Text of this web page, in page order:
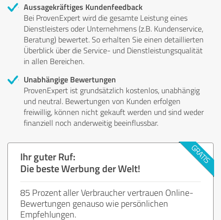
Aussagekräftiges Kundenfeedback
Bei ProvenExpert wird die gesamte Leistung eines
Dienstleisters oder Unternehmens (z.B. Kundenservice,
Beratung) bewertet. So erhalten Sie einen detaillierten
Überblick über die Service- und Dienstleistungsqualität
in allen Bereichen.
Unabhängige Bewertungen
ProvenExpert ist grundsätzlich kostenlos, unabhängig
und neutral. Bewertungen von Kunden erfolgen
freiwillig, können nicht gekauft werden und sind weder
finanziell noch anderweitig beeinflussbar.
Ihr guter Ruf:
Die beste Werbung der Welt!
85 Prozent aller Verbraucher vertrauen Online-
Bewertungen genauso wie persönlichen
Empfehlungen.